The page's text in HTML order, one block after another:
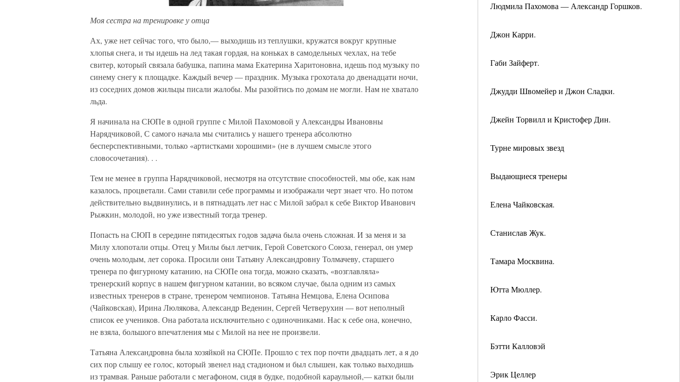
Людмила Пахомова — Александр Горшков.
Джон Карри.
Габи Зайферт.
Джудди Швомейер и Джон Сладки.
Джейн Торвилл и Кристофер Дин.
Турне мировых звезд
Выдающиеся тренеры
Елена Чайковская.
Станислав Жук.
Тамара Москвина.
Ютта Мюллер.
Карло Фасси.
Бэтти Калловэй
Эрик Целлер
Моя сестра на тренировке у отца
Ах, уже нет сейчас того, что было,— выходишь из теплушки, кружатся вокруг крупные
хлопья снега, и ты идешь на лед такая гордая, на коньках в самодельных чехлах, на тебе
свитер, который связала бабушка, папина мама Екатерина Харитоновна, идешь под музыку по
синему снегу к площадке. Каждый вечер — праздник. Музыка грохотала до двенадцати ночи,
из соседних домов жильцы писали жалобы. Мы разойтись по домам не могли. Нам не хватало
льда.
Я начинала на СЮПе в одной группе с Милой Пахомовой у Александры Ивановны
Нарядчиковой, С самого начала мы считались у нашего тренера абсолютно
бесперспективными, только «артистками хорошими» (не в лучшем смысле этого
словосочетания). . .
Тем не менее в группа Нарядчиковой, несмотря на отсутствие способностей, мы обе, как нам
казалось, процветали. Сами ставили себе программы и изображали черт знает что. Но потом
действительно выдвинулись, и в пятнадцать лет нас с Милой забрал к себе Виктор Иванович
Рыжкин, молодой, но уже известный тогда тренер.
Попасть на СЮП в середине пятидесятых годов задача была очень сложная. И за меня и за
Милу хлопотали отцы. Отец у Милы был летчик, Герой Советского Союза, генерал, он умер
очень молодым, лет сорока. Просили они Татьяну Александровну Толмачеву, старшего
тренера по фигурному катанию, на СЮПе она тогда, можно сказать, «возглавляла»
тренерский корпус в нашем фигурном катании, во всяком случае, была одним из самых
известных тренеров в стране, тренером чемпионов. Татьяна Немцова, Елена Осипова
(Чайковская), Ирина Люлякова, Александр Веденин, Сергей Четверухин — вот неполный
список ее учеников. Она работала исключительно с одиночниками. Нас к себе она, конечно,
не взяла, большого впечатления мы с Милой на нее не произвели.
Татьяна Александровна была хозяйкой на СЮПе. Прошло с тех пор почти двадцать лет, а я до
сих пор слышу ее голос, который звенел над стадионом и был слышен, как только выходишь
из трамвая. Раньше работали с мегафоном, сидя в будке, подобной караульной,— катки были